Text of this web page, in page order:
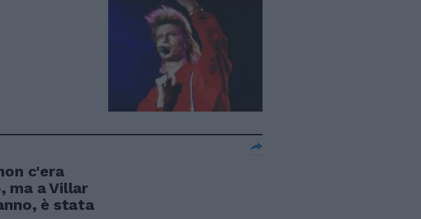
c'era
ma a Villar
è stata